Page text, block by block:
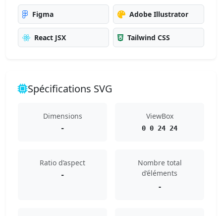
Figma Adobe Illustrator
React JSX Tailwind CSS
Spécifications SVG
Dimensions
-
ViewBox
0 0 24 24
Ratio d’aspect
-
Nombre total
d’éléments
-